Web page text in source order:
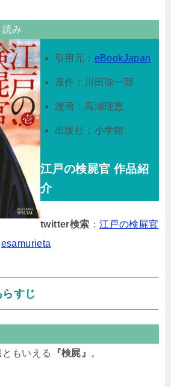
み
引用元： eBookJapan
原作：川田弥一郎
漫画：高瀬理恵
出版社：小学館
江戸の検屍官 作品紹
介
twitter検索 ：江戸の検屍官
すじ
もいえる
『検屍』 。